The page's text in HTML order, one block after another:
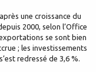
une croissance du
2000, selon l’Office
se sont bien
; les investissements
redressé de 3,6 %.